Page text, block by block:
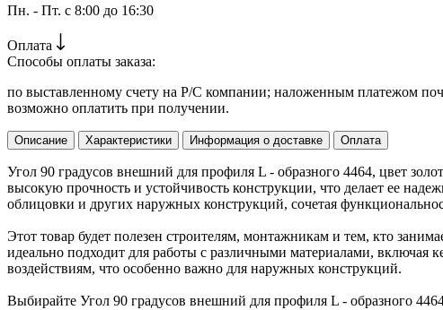
Пн. - Пт. с 8:00 до 16:30
Оплата
Способы оплаты заказа:
по выставленному счету на Р/С компании; наложенным платежом
возможно оплатить при получении.
Описание Характеристики Информация о доставке Оплата
Угол 90 градусов внешний для профиля L - образного 4464, цвет
высокую прочность и устойчивость конструкции, что делает ее
облицовки и других наружных конструкций, сочетая
Этот товар будет полезен строителям, монтажникам и тем, кто
идеально подходит для работы с различными материалами, включая
воздействиям, что особенно важно для наружных конструкций.
Выбирайте Угол 90 градусов внешний для профиля L - образного